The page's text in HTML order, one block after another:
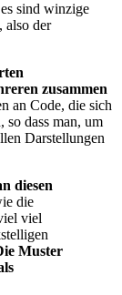
sind winzige
also der
zusammen
an Code, die sich
so dass man, um
Darstellungen
diesen
die
viel
Muster